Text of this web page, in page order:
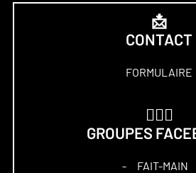
📩
CONTACT
FORMULAIRE
GROUPES
– FAIT-MAIN